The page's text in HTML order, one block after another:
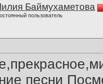
Баймухаметова
пользователь
песни